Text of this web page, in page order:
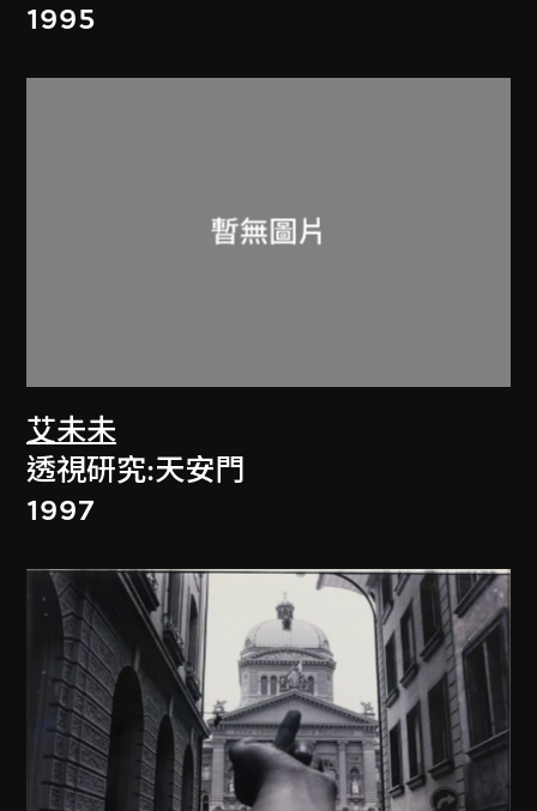
1995
艾未未
透視研究:天安門
1997